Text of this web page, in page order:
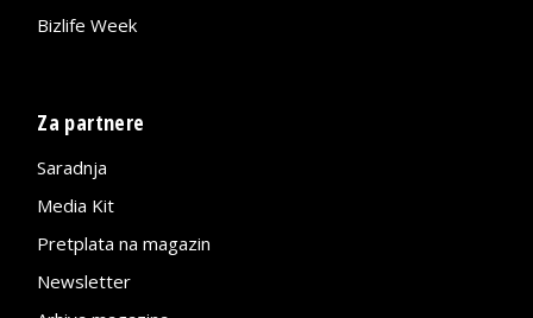
Bizlife Week
Za partnere
Saradnja
Media Kit
Pretplata na magazin
Newsletter